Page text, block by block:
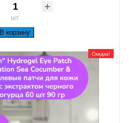
шт
В корзину
Скидка!